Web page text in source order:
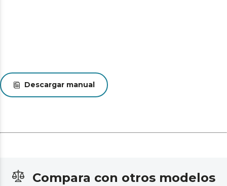
Descargar manual
Compara con otros modelos